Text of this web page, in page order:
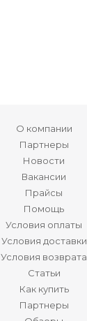
О компании
Партнеры
Новости
Вакансии
Прайсы
Помощь
Условия оплаты
Условия доставки
Условия возврата
Статьи
Как купить
Партнеры